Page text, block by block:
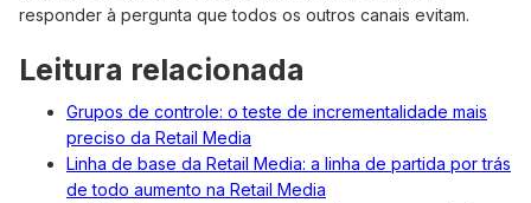
responder à pergunta que todos os outros canais evitam.
Leitura relacionada
Grupos de controle: o teste de incrementalidade mais
preciso da Retail Media
Linha de base da Retail Media: a linha de partida por trás
de todo aumento na Retail Media